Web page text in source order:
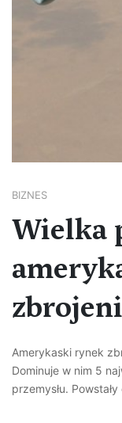
BIZNES
Wielka
Amerykaski rynek
Dominuje w nim 5
przemysłu.